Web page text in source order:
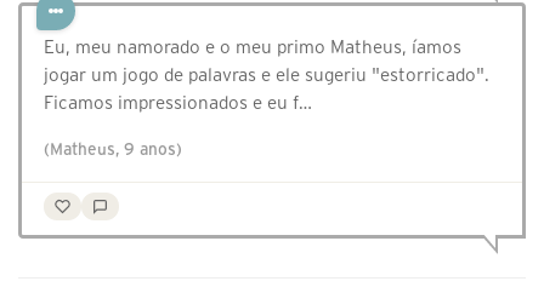
Eu, meu namorado e o meu primo Matheus, íamos
jogar um jogo de palavras e ele sugeriu "estorricado".
Ficamos impressionados e eu f…
(Matheus, 9 anos)